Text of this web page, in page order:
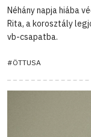
Néhány napja hiába
Rita, a korosztály
vb-csapatba.
#ÖTTUSA